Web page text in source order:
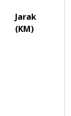
Jarak
(KM)